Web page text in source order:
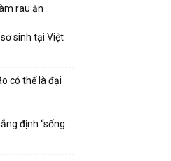
rau ăn
sinh tại Việt
có thể là đại
định “sống